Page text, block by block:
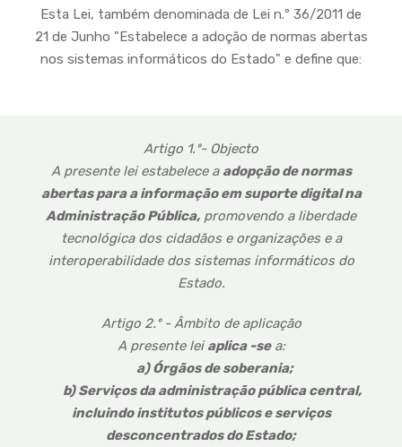
Esta Lei, também denominada de Lei n.º 36/2011 de
21 de Junho "Estabelece a adoção de normas abertas
nos sistemas informáticos do Estado" e define que:
Artigo 1.º- Objecto
A presente lei estabelece a adopção de normas
abertas para a informação em suporte digital na
Administração Pública, promovendo a liberdade
tecnológica dos cidadãos e organizações e a
interoperabilidade dos sistemas informáticos do
Estado.
Artigo 2.º - Âmbito de aplicação
A presente lei aplica -sea:
a) Órgãos de soberania;
b) Serviços da administração pública central,
incluindo institutos públicos e serviços
desconcentrados do Estado;